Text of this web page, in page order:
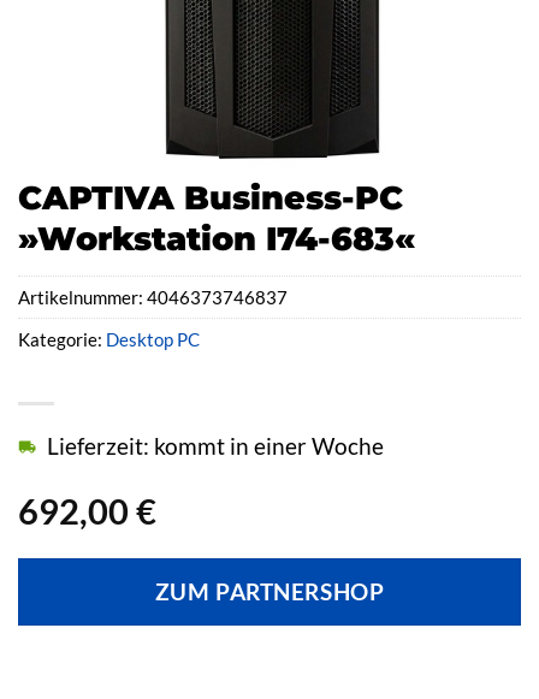
CAPTIVA Business-PC
»Workstation I74-683«
692,00 €
Lieferzeit: kommt in einer Woche
ZUM PARTNERSHOP
Artikelnummer: 4046373746837
Kategorie: Desktop PC